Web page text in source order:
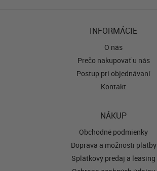
INFORMÁCIE
O nás
Prečo nakupovať u nás
Postup pri objednávaní
Kontakt
NÁKUP
Obchodné podmienky
Doprava a možnosti platby
Splátkový predaj a leasing